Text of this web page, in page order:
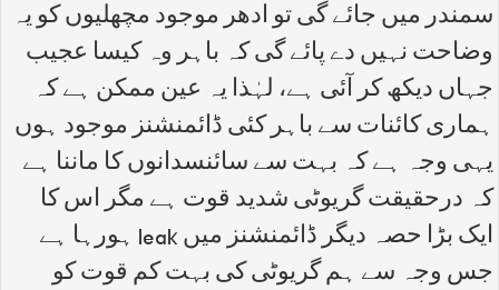
سمندر میں جائے گی تو ادھر موجود مچھلیوں کو یہ
وضاحت نہیں دے پائے گی کہ باہر وہ کیسا عجیب
جہاں دیکھ کر آئی ہے، لہٰذا یہ عین ممکن ہے کہ
ہماری کائنات سے باہر کئی ڈائمنشنز موجود ہوں
یہی وجہ ہے کہ بہت سے سائنسدانوں کا ماننا ہے
کہ درحقیقت گریوٹی شدید قوت ہے مگر اس کا
ایک بڑا حصہ دیگر ڈائمنشنز میں leak ہورہا ہے
جس وجہ سے ہم گریوٹی کی بہت کم قوت کو